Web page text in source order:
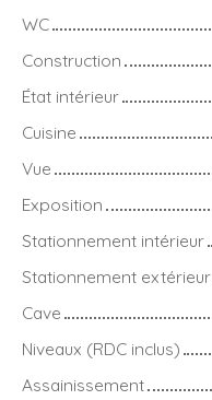
WC
Construction
État intérieur
Cuisine
Vue
Exposition
Stationnement intérieur
Stationnement extérieur
Cave
Niveaux (RDC inclus)
Assainissement